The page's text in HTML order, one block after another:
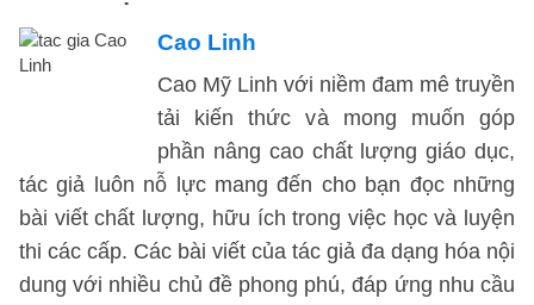
Cao Linh
Cao Mỹ Linh với niềm đam mê truyền
tải kiến thức và mong muốn góp
phần nâng cao chất lượng giáo dục,
tác giả luôn nỗ lực mang đến cho bạn đọc những
bài viết chất lượng, hữu ích trong việc học và luyện
thi các cấp. Các bài viết của tác giả đa dạng hóa nội
dung với nhiều chủ đề phong phú, đáp ứng nhu cầu